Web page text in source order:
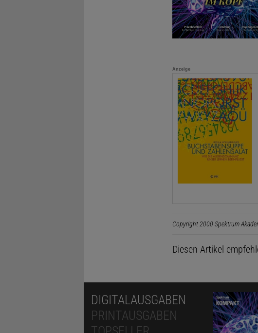
Anzeige
Copyright 2000 Spektrum
Diesen Artikel
DIGITALAUSGABEN
PRINTAUSGABEN